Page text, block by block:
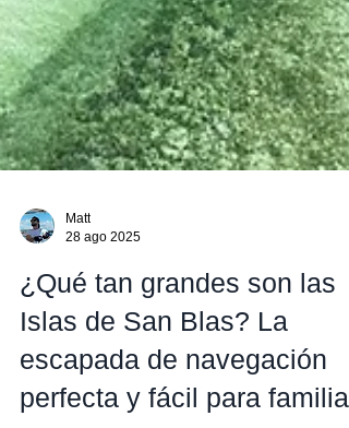
Matt
28 ago 2025
¿Qué tan grandes son las
Islas de San Blas? La
escapada de navegación